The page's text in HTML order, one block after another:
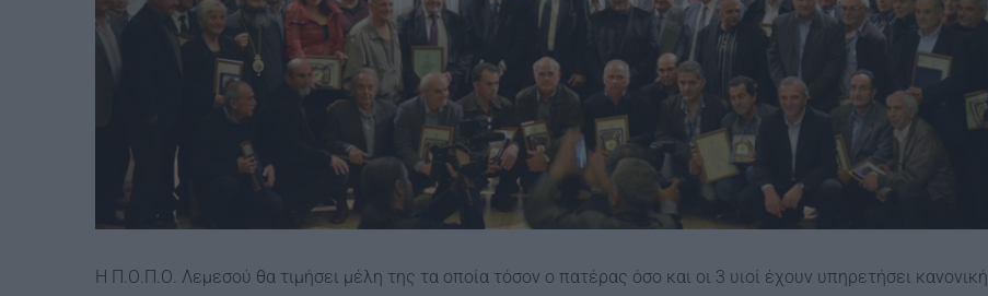
Η Π.Ο.Π.Ο. Λεμεσού θα τιμήσει μέλη της τα οποία τόσον ο πατέρας όσο και οι 3 υιοί έχουν υπηρετήσει κανονική